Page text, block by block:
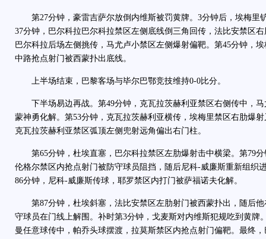
第27分钟，豪雷吉萨尔放倒内维斯被罚黄牌。3分钟后，埃梅里
37分钟，巴尔科拉巴尔科拉禁区左侧底线倒三角回传，法比安禁区
巴尔科拉后场左侧挑传，马尤卢小禁区左侧爆射偏靶。第45分钟，
中路抢点射门被西蒙扑出底线。
上半场结束，巴黎客场与毕尔巴鄂竞技维持0-0比分。
下半场易边再战。第49分钟，克瓦拉茨赫利亚禁区右侧传中，马
蒙神勇化解。第53分钟，克瓦拉茨赫利亚横传，埃梅里禁区右肋爆
克瓦拉茨赫利亚禁区弧顶左侧兜射远角偏出右门柱。
第65分钟，杜埃直塞，巴尔科拉禁区左肋爆射击中横梁。第79分
伦格尔禁区内抢点射门被防守球员阻挡，随后尼科-威廉斯重新组织
86分钟，尼科-威廉斯传球，耶罗禁区内打门被萨福诺夫化解。
第87分钟，杜埃斜塞，法比安禁区左肋射门被西蒙扑出，随后他
守球员在门线上解围。补时第3分钟，戈麦斯对内维斯犯规吃到黄牌
曼任意球传中，帕乔头球摆渡，拉莫斯禁区内抢点射门偏靶。最终